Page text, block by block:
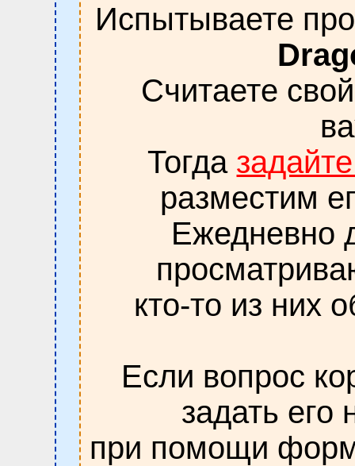
Испытываете
Считаете
Тогда
разместим
Ежедневно
кто-то из них
Если вопрос
задать его
при помощи